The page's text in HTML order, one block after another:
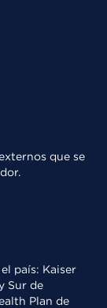
que se
país: Kaiser
Sur de
Plan de